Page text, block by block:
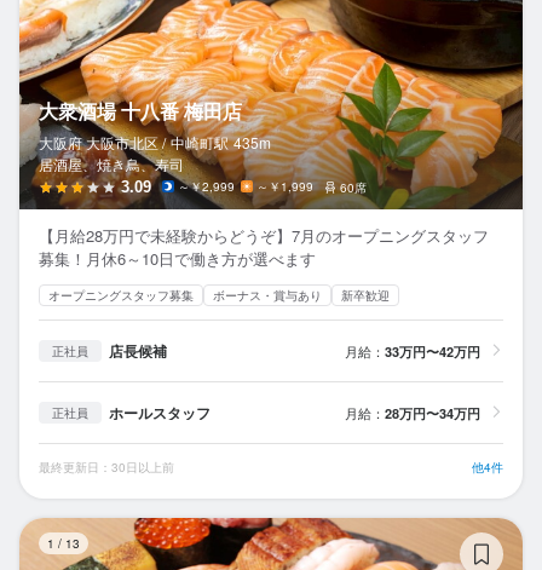
大衆酒場 十八番 梅田店
大阪府 大阪市北区 / 中崎町駅 435m
居酒屋、焼き鳥、寿司
3.09 ～￥2,999 ～￥1,999 60席
【月給28万円で未経験からどうぞ】7月のオープニングスタッフ
募集！月休6～10日で働き方が選べます
オープニングスタッフ募集 ボーナス・賞与あり 新卒歓迎
正社員 店長候補 月給： 33万円〜42万円
正社員 ホールスタッフ 月給： 28万円〜34万円
最終更新日：30日以上前 他4件
1 / 13